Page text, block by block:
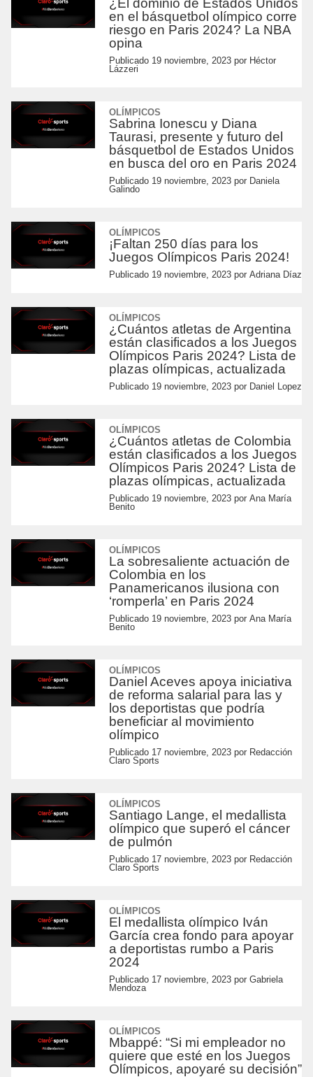
¿El dominio de Estados Unidos
en el básquetbol olímpico corre
riesgo en Paris 2024? La NBA
opina
Publicado 19 noviembre, 2023por Héctor
Lázzeri
OLÍMPICOS
Sabrina Ionescu y Diana
Taurasi, presente y futuro del
básquetbol de Estados Unidos
en busca del oro en Paris 2024
Publicado 19 noviembre, 2023por Daniela
Galindo
OLÍMPICOS
¡Faltan 250 días para los
Juegos Olímpicos Paris 2024!
Publicado 19 noviembre, 2023por Adriana Díaz
OLÍMPICOS
¿Cuántos atletas de Argentina
están clasificados a los Juegos
Olímpicos Paris 2024? Lista de
plazas olímpicas, actualizada
Publicado 19 noviembre, 2023por Daniel Lopez
OLÍMPICOS
¿Cuántos atletas de Colombia
están clasificados a los Juegos
Olímpicos Paris 2024? Lista de
plazas olímpicas, actualizada
Publicado 19 noviembre, 2023por Ana María
Benito
OLÍMPICOS
La sobresaliente actuación de
Colombia en los
Panamericanos ilusiona con
‘romperla’ en Paris 2024
Publicado 19 noviembre, 2023por Ana María
Benito
OLÍMPICOS
Daniel Aceves apoya iniciativa
de reforma salarial para las y
los deportistas que podría
beneficiar al movimiento
olímpico
Publicado 17 noviembre, 2023por Redacción
Claro Sports
OLÍMPICOS
Santiago Lange, el medallista
olímpico que superó el cáncer
de pulmón
Publicado 17 noviembre, 2023por Redacción
Claro Sports
OLÍMPICOS
El medallista olímpico Iván
García crea fondo para apoyar
a deportistas rumbo a Paris
2024
Publicado 17 noviembre, 2023por Gabriela
Mendoza
OLÍMPICOS
Mbappé: “Si mi empleador no
quiere que esté en los Juegos
Olímpicos, apoyaré su decisión”